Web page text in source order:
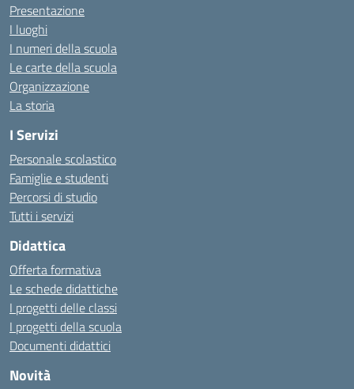
Presentazione
I luoghi
I numeri della scuola
Le carte della scuola
Organizzazione
La storia
I Servizi
Personale scolastico
Famiglie e studenti
Percorsi di studio
Tutti i servizi
Didattica
Offerta formativa
Le schede didattiche
I progetti delle classi
I progetti della scuola
Documenti didattici
Novità